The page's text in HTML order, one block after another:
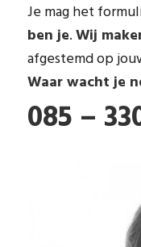
Je mag het
ben je.Wij
afgestemd op
Waar wacht je
085 –